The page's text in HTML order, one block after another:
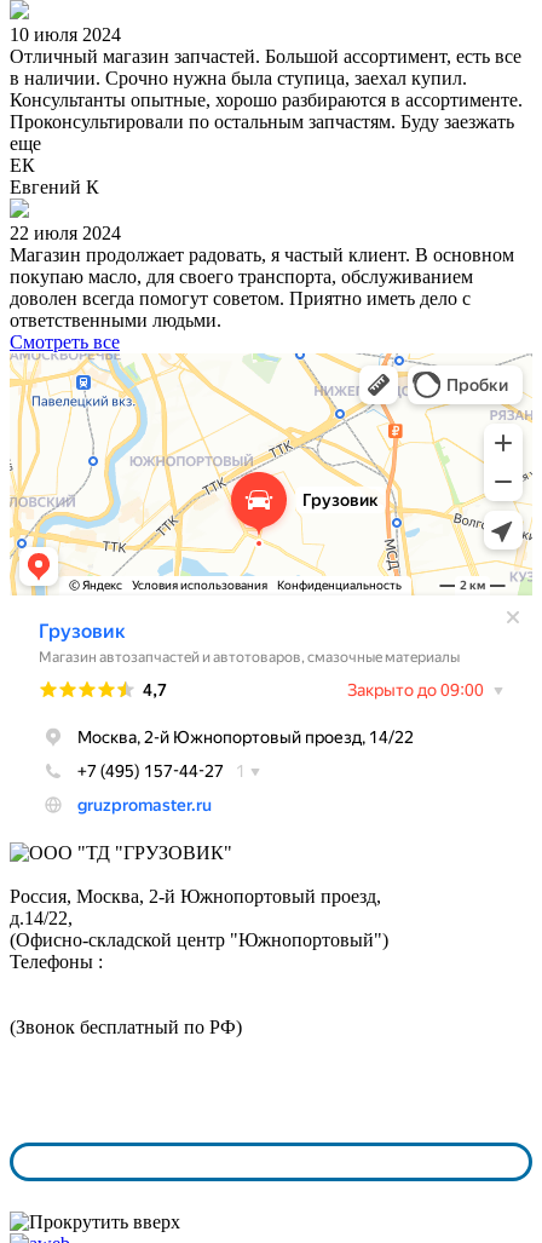
10 июля 2024
Отличный магазин запчастей. Большой ассортимент, есть все
в наличии. Срочно нужна была ступица, заехал купил.
Консультанты опытные, хорошо разбираются в ассортименте.
Проконсультировали по остальным запчастям. Буду заезжать
еще
ЕК
Евгений К
22 июля 2024
Магазин продолжает радовать, я частый клиент. В основном
покупаю масло, для своего транспорта, обслуживанием
доволен всегда помогут советом. Приятно иметь дело с
ответственными людьми.
Смотреть все
Россия, Москва, 2-й Южнопортовый проезд,
д.14/22,
(Офисно-складской центр "Южнопортовый")
Телефоны :
(Звонок бесплатный по РФ)